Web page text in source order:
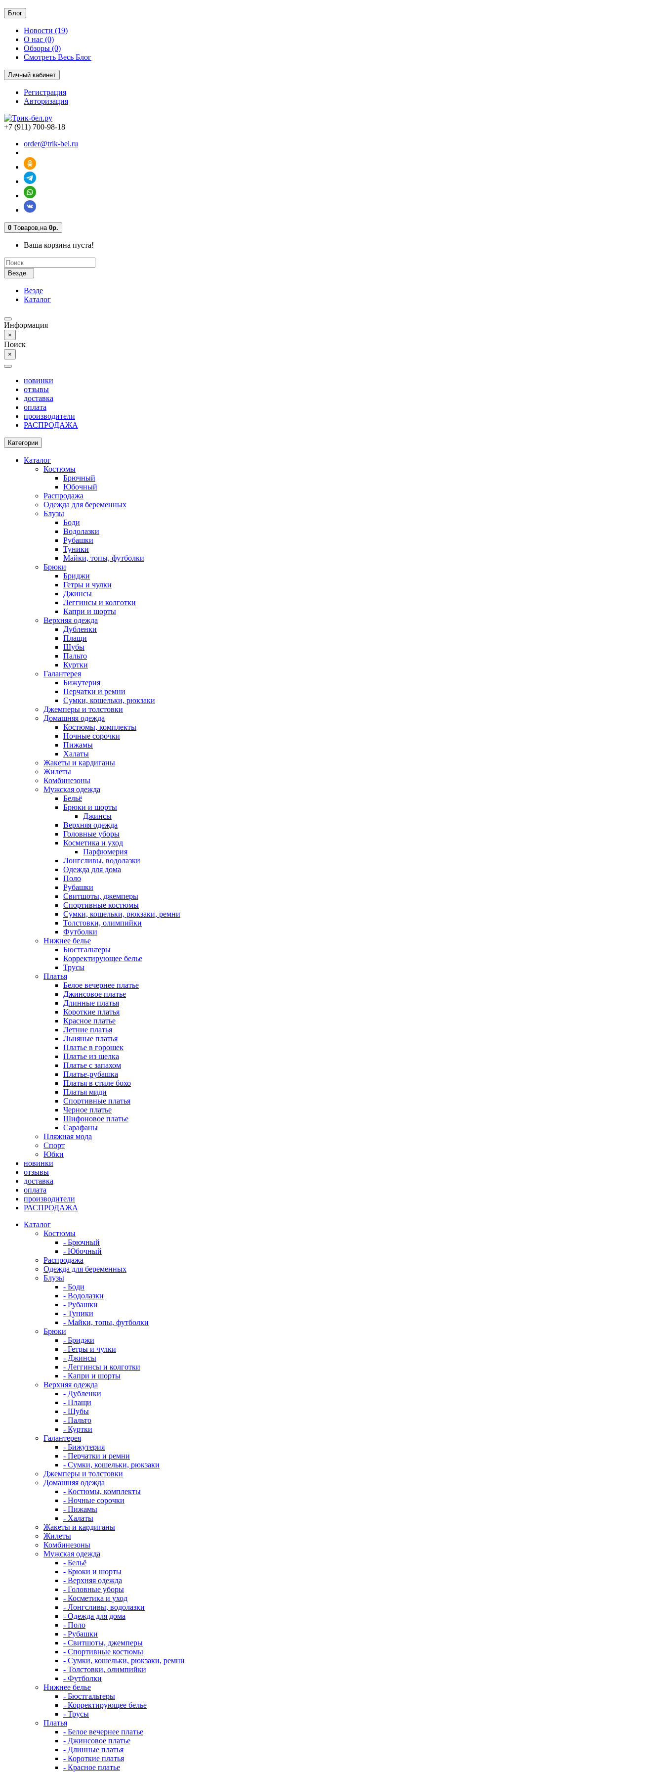
Блог
Новости (19)
О нас (0)
Обзоры (0)
Смотреть Весь Блог
Личный кабинет
Регистрация
Авторизация
+7 (911) 700-98-18
order@trik-bel.ru
0 Tоваров,на 0р.
Ваша корзина пуста!
Везде
Везде
Каталог
Информация
×
Поиск
×
новинки
отзывы
доставка
оплата
производители
РАСПРОДАЖА
Категории
Каталог
Костюмы
Брючный
Юбочный
Распродажа
Одежда для беременных
Блузы
Боди
Водолазки
Рубашки
Туники
Майки, топы, футболки
Брюки
Бриджи
Гетры и чулки
Джинсы
Леггинсы и колготки
Капри и шорты
Верхняя одежда
Дубленки
Плащи
Шубы
Пальто
Куртки
Галантерея
Бижутерия
Перчатки и ремни
Сумки, кошельки, рюкзаки
Джемперы и толстовки
Домашняя одежда
Костюмы, комплекты
Ночные сорочки
Пижамы
Халаты
Жакеты и кардиганы
Жилеты
Комбинезоны
Мужская одежда
Бельё
Брюки и шорты
Джинсы
Верхняя одежда
Головные уборы
Косметика и уход
Парфюмерия
Лонгсливы, водолазки
Одежда для дома
Поло
Рубашки
Свитшоты, джемперы
Спортивные костюмы
Сумки, кошельки, рюкзаки, ремни
Толстовки, олимпийки
Футболки
Нижнее белье
Бюстгальтеры
Корректирующее белье
Трусы
Платья
Белое вечернее платье
Джинсовое платье
Длинные платья
Короткие платья
Красное платье
Летние платья
Льняные платья
Платье в горошек
Платье из шелка
Платье с запахом
Платье-рубашка
Платья в стиле бохо
Платья миди
Спортивные платья
Черное платье
Шифоновое платье
Сарафаны
Пляжная мода
Спорт
Юбки
новинки
отзывы
доставка
оплата
производители
РАСПРОДАЖА
Каталог
Костюмы
- Брючный
- Юбочный
Распродажа
Одежда для беременных
Блузы
- Боди
- Водолазки
- Рубашки
- Туники
- Майки, топы, футболки
Брюки
- Бриджи
- Гетры и чулки
- Джинсы
- Леггинсы и колготки
- Капри и шорты
Верхняя одежда
- Дубленки
- Плащи
- Шубы
- Пальто
- Куртки
Галантерея
- Бижутерия
- Перчатки и ремни
- Сумки, кошельки, рюкзаки
Джемперы и толстовки
Домашняя одежда
- Костюмы, комплекты
- Ночные сорочки
- Пижамы
- Халаты
Жакеты и кардиганы
Жилеты
Комбинезоны
Мужская одежда
- Бельё
- Брюки и шорты
- Верхняя одежда
- Головные уборы
- Косметика и уход
- Лонгсливы, водолазки
- Одежда для дома
- Поло
- Рубашки
- Свитшоты, джемперы
- Спортивные костюмы
- Сумки, кошельки, рюкзаки, ремни
- Толстовки, олимпийки
- Футболки
Нижнее белье
- Бюстгальтеры
- Корректирующее белье
- Трусы
Платья
- Белое вечернее платье
- Джинсовое платье
- Длинные платья
- Короткие платья
- Красное платье